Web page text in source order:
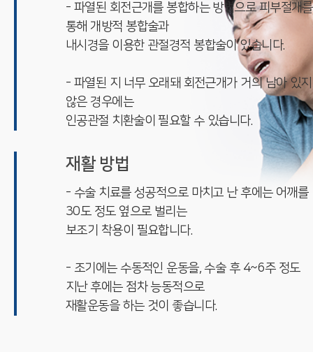
- 파열된 회전근개를 봉합하는 방법으로 피부절개를
통해 개방적 봉합술과
내시경을 이용한 관절경적 봉합술이 있습니다.
- 파열된 지 너무 오래돼 회전근개가 거의 남아 있지
않은 경우에는
인공관절 치환술이 필요할 수 있습니다.
재활 방법
- 수술 치료를 성공적으로 마치고 난 후에는 어깨를
30도 정도 옆으로 벌리는
보조기 착용이 필요합니다.
- 조기에는 수동적인 운동을, 수술 후 4~6주 정도
지난 후에는 점차 능동적으로
재활운동을 하는 것이 좋습니다.